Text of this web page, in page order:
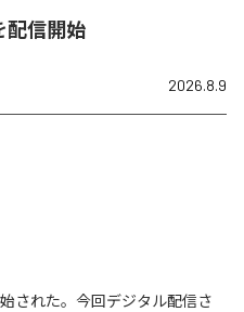
配信開始
2026.8.9
始された。今回デジタル配信さ